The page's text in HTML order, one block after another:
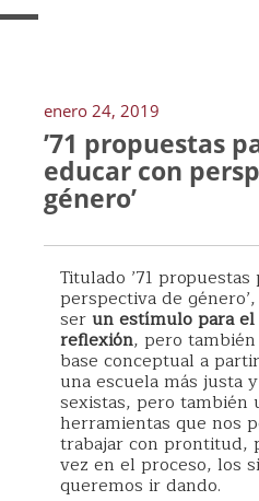
enero 24, 2019
’71 propuestas
educar con
género’
Titulado ’71
perspectiva de
serun estímulo para
reflexión, pero
base conceptual a
una escuela más justa
sexistas, pero también
herramientas que nos
trabajar con prontitud,
vez en el proceso, los
queremos ir dando.